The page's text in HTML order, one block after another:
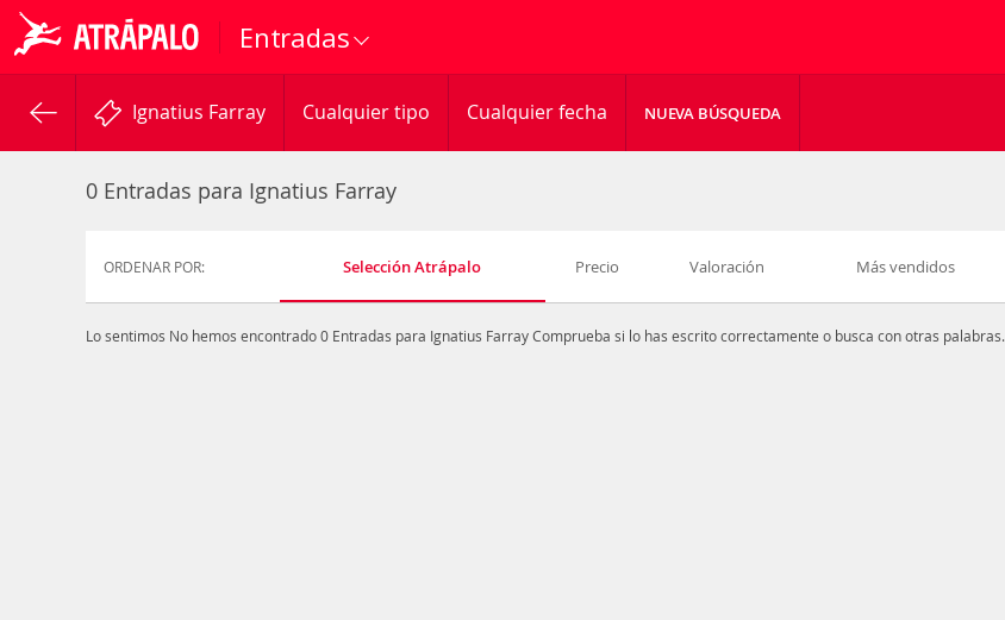
Entradas
Ignatius Farray Cualquier tipo Cualquier fecha NUEVA BÚSQUEDA
0 Entradas para Ignatius Farray
ORDENAR POR: Selección Atrápalo Precio Valoración Más vendidos
Lo sentimos No hemos encontrado 0 Entradas para Ignatius FarrayComprueba si lo has escrito correctamente o busca con otras palabras.